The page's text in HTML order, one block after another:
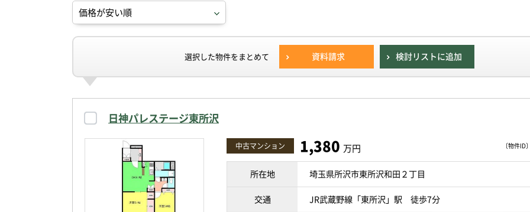
選択した物件をまとめて 資料請求 検討リストに追加
日神パレステージ東所沢
〔物件
中古マンション 1,380 万円
所在地 埼玉県所沢市東所沢和田２丁目
交通 JR武蔵野線「東所沢」駅 徒歩7分